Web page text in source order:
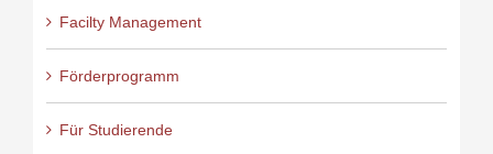
Facilty Management
Förderprogramm
Für Studierende